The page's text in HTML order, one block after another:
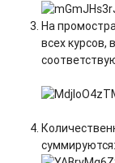
На
всех курсов,
суммируются: